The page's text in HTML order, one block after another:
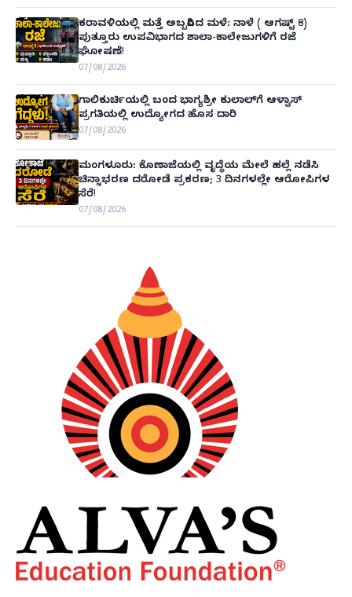
ಕರಾವಳಿಯಲ್ಲಿ ಮತ್ತೆ ಅಬ್ಬರಿಸಿದ ಮಳೆ: ನಾಳೆ ( ಆಗಷ್ಟ್ 8)
ಪುತ್ತೂರು ಉಪವಿಭಾಗದ ಶಾಲಾ-ಕಾಲೇಜುಗಳಿಗೆ ರಜೆ
ಘೋಷಣೆ!
07/08/2026
ಗಾಲಿಕುರ್ಚಿಯಲ್ಲಿ ಬಂದ ಭಾಗ್ಯಶ್ರೀ ಕುಲಾಲ್‌ಗೆ ಆಳ್ವಾಸ್
ಪ್ರಗತಿಯಲ್ಲಿ ಉದ್ಯೋಗದ ಹೊಸ ದಾರಿ
07/08/2026
ಮಂಗಳೂರು: ಕೊಣಾಜೆಯಲ್ಲಿ ವೃದ್ಧೆಯ ಮೇಲೆ ಹಲ್ಲೆ ನಡೆಸಿ
ಚಿನ್ನಾಭರಣ ದರೋಡೆ ಪ್ರಕರಣ; 3 ದಿನಗಳಲ್ಲೇ ಆರೋಪಿಗಳ
ಸೆರೆ!
07/08/2026